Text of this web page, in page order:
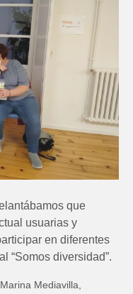
que
usuarias y
en diferentes
“Somos diversidad”.
Mediavilla,